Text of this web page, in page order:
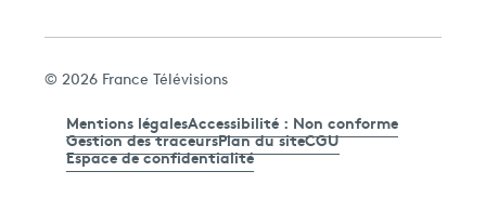
© 2026 France Télévisions
Mentions légalesAccessibilité : Non conforme
Gestion des traceursPlan du siteCGU
Espace de confidentialité